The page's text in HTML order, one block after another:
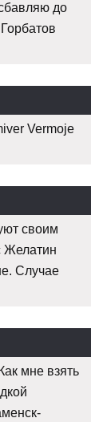
до
Vermoje
своим
Желатин
Случае
мне взять